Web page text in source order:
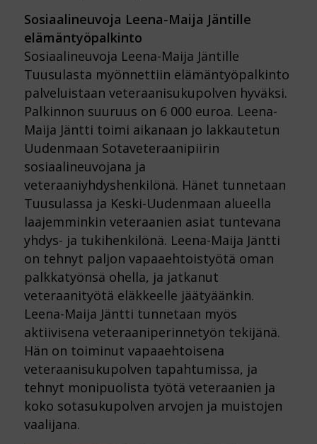
Sosiaalineuvoja Leena-Maija Jäntille
elämäntyöpalkinto
Sosiaalineuvoja Leena-Maija Jäntille
Tuusulasta myönnettiin elämäntyöpalkinto
palveluistaan veteraanisukupolven hyväksi.
Palkinnon suuruus on 6 000 euroa. Leena-
Maija Jäntti toimi aikanaan jo lakkautetun
Uudenmaan Sotaveteraanipiirin
sosiaalineuvojana ja
veteraaniyhdyshenkilönä. Hänet tunnetaan
Tuusulassa ja Keski-Uudenmaan alueella
laajemminkin veteraanien asiat tuntevana
yhdys- ja tukihenkilönä. Leena-Maija Jäntti
on tehnyt paljon vapaaehtoistyötä oman
palkkatyönsä ohella, ja jatkanut
veteraanityötä eläkkeelle jäätyäänkin.
Leena-Maija Jäntti tunnetaan myös
aktiivisena veteraaniperinnetyön tekijänä.
Hän on toiminut vapaaehtoisena
veteraanisukupolven tapahtumissa, ja
tehnyt monipuolista työtä veteraanien ja
koko sotasukupolven arvojen ja muistojen
vaalijana.